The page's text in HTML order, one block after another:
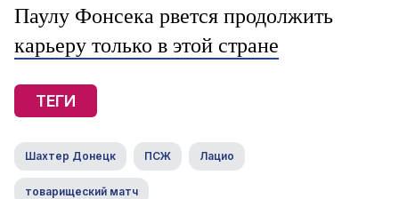
Паулу Фонсека рвется продолжить
карьеру только в этой стране
ТЕГИ
Шахтер Донецк ПСЖ Лацио
товарищеский матч